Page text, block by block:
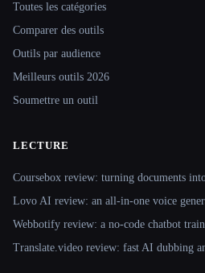
Toutes les catégories
Comparer des outils
Outils par audience
Meilleurs outils 2026
Soumettre un outil
LECTURE
Coursebox review: turning documents
Lovo AI review: an all-in-one voice
Webbotify review: a no-code chatbot
Translate.video review: fast AI dubbing